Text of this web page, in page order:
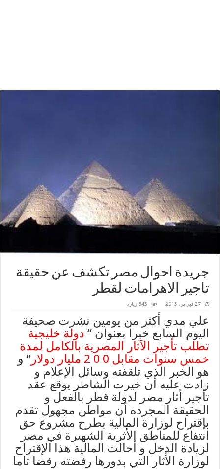
جريدة احوال مصر تكشف عن حقيقة
تاجير الاهرامات لقطر
27 فبراير، 2013 543 زيارة
علي مدي أكثر من يومين نشرت صحيفة
اليوم السابع خبرا بعنوان “دولة خليجية
تطلب تأجير الآثار المصرية بالكامل لمدة
خمس سنوات مقابل 0 0 2 مليار دولار
” و
هو الخبر الذي تلقفته وسائل الإعلام و
زادت عليه أن خيرت الشاطر يوقع عقد
تأجير أثار مصر لدولة قطر بالفعل و
الحقيقة المجرده أن مواطن مجهول تقدم
بإقتراح لوزارة المالية بطرح مشروع حق
انتفاع للمناطق الأثرية الشهيرة في مصر
لزيادة الدخل و أحالت المالية هذا الإقتراح
لوزارة الأثار التي بدورها رفضته رفضا تاما